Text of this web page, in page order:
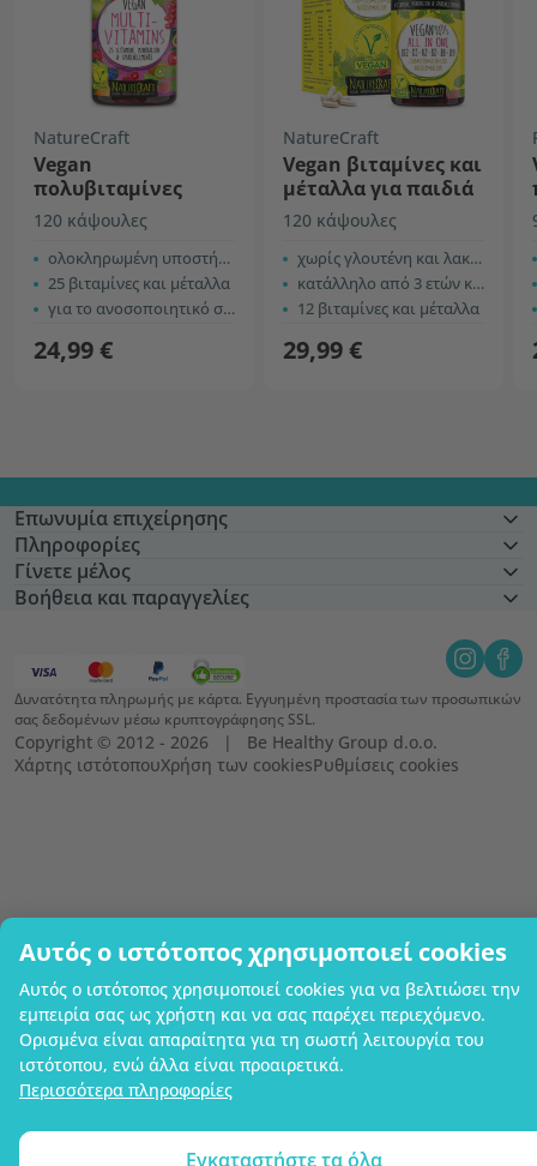
Αυτός ο ιστότοπος χρησιμοποιεί cookies
Αυτός ο ιστότοπος χρησιμοποιεί cookies για να βελτιώσει την
εμπειρία σας ως χρήστη και να σας παρέχει περιεχόμενο.
Ορισμένα είναι απαραίτητα για τη σωστή λειτουργία του
ιστότοπου, ενώ άλλα είναι προαιρετικά.
Περισσότερα πληροφορίες
Εγκαταστήστε τα όλα
NatureCraft
Vegan
πολυβιταμίνες
120 κάψουλες
ολοκληρωμένη υποστήριξη του οργανισμού
25 βιταμίνες και μέταλλα
για το ανοσοποιητικό σύστημα και την ενέργεια
24,99 €
NatureCraft
Vegan βιταμίνες και
μέταλλα για παιδιά
120 κάψουλες
χωρίς γλουτένη και λακτόζη
κατάλληλο από 3 ετών και άνω
12 βιταμίνες και μέταλλα
29,99 €
Επωνυμία επιχείρησης
Πληροφορίες
Γίνετε μέλος
Βοήθεια και παραγγελίες
Δυνατότητα πληρωμής με κάρτα. Εγγυημένη προστασία των προσωπικών
σας δεδομένων μέσω κρυπτογράφησης SSL.
Copyright © 2012 - 2026   |   Be Healthy Group d.o.o.
Χάρτης ιστότοπουΧρήση των cookiesΡυθμίσεις cookies